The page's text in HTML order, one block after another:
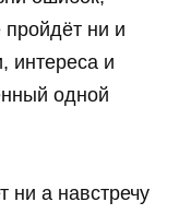
ни и
интереса и
одной
ни а навстречу